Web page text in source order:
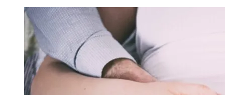
записів